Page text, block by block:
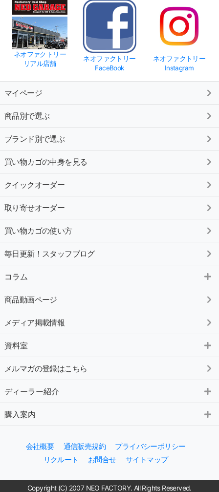
ネオファクトリー
リアル店舗
ネオファクトリー
FaceBook
ネオファクトリー
Instagram
マイページ
商品別で選ぶ
ブランド別で選ぶ
買い物カゴの中身を見る
クイックオーダー
取り寄せオーダー
買い物カゴの使い方
毎日更新！スタッフブログ
コラム
商品動画ページ
メディア掲載情報
資料室
メルマガの登録はこちら
ディーラー紹介
購入案内
会社概要 通信販売規約
プライバシーポリシー
リクルート
お問合せ サイトマップ
Copyright (C) 2007 NEO FACTORY. All Rights Reserved.